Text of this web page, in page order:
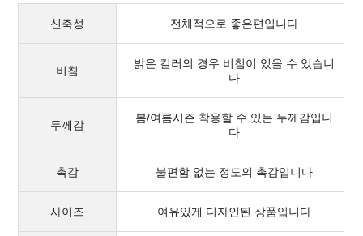
신축성 전체적으로 좋은편입니다
비침
밝은 컬러의 경우 비침이 있을 수 있습니
다
두께감
봄/여름시즌 착용할 수 있는 두께감입니
다
촉감 불편함 없는 정도의 촉감입니다
사이즈 여유있게 디자인된 상품입니다